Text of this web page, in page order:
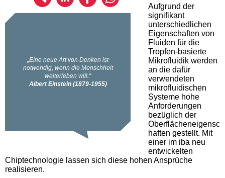
Aufgrund der
signifikant
unterschiedlichen
Eigenschaften von
Fluiden für die
Tropfen-basierte
Mikrofluidik werden
an die dafür
verwendeten
mikrofluidischen
Systeme hohe
Anforderungen
bezüglich der
Oberflächeneigensc
haften gestellt. Mit
einer im iba neu
entwickelten
Chiptechnologie lassen sich diese hohen Ansprüche
realisieren.